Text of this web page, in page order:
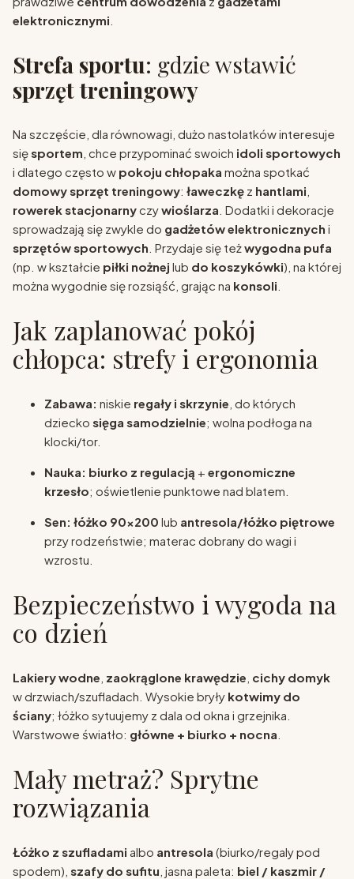
elektronicznymi
Strefa sportu: gdzie wstawić
sprzęt treningowy
Na szczęście, dla równowagi, dużo nastolatków interesuje
sięsportem , chce przypominać swoich idoli sportowych
i dlatego często w pokoju chłopaka można spotkać
domowy sprzęt treningowy: ławeczkę z hantlami
rowerek stacjonarnyczywioślarza . Dodatki i dekoracje
sprowadzają się zwykle do gadżetów elektronicznych i
sprzętów sportowych . Przydaje się teżwygodna pufa
(np. w kształcie piłki nożnej lub do koszykówki), na której
można wygodnie się rozsiąść, grając na konsoli
Jak zaplanować pokój
chłopca: strefy i ergonomia
Zabawa: niskie regały i skrzynie , do których
dziecko sięga samodzielnie; wolna podłoga na
klocki/tor.
Nauka: biurko z regulacją + ergonomiczne
krzesło; oświetlenie punktowe nad blatem.
Sen: łóżko 90×200 lub antresola/łóżko piętrowe
przy rodzeństwie; materac dobrany do wagi i
wzrostu.
Bezpieczeństwo i wygoda na
co dzień
Lakiery wodne zaokrąglone krawędzie cichy domyk
w drzwiach/szufladach. Wysokie bryły kotwimy do
ściany; łóżko sytuujemy z dala od okna i grzejnika.
Warstwowe światło: główne + biurko + nocna
Mały metraż? Sprytne
rozwiązania
Łóżko z szufladami albo antresola (biurko/regaly pod
spodem), szafy do sufitu , jasna paleta: biel / kaszmir /